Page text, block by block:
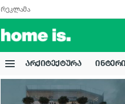
რეკლამა
ᲐᲠᲥᲘᲢᲔᲥᲢᲣᲠᲐ
STORIES